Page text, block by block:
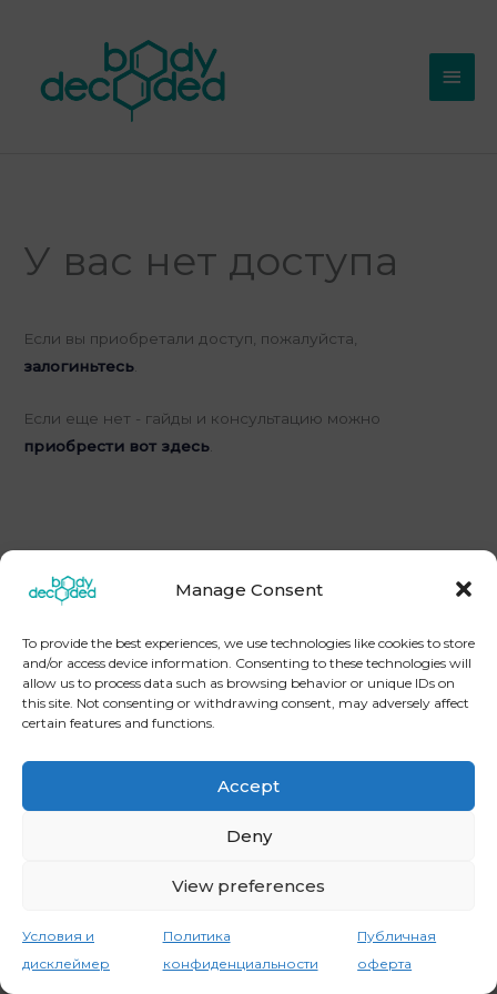
Manage Consent
To provide the best experiences, we use technologies like cookies to store
and/or access device information. Consenting to these technologies will
allow us to process data such as browsing behavior or unique IDs on
this site. Not consenting or withdrawing consent, may adversely affect
certain features and functions.
Accept
Deny
View preferences
Условия и
дисклеймер
Политика
конфиденциальности
Публичная
оферта
содержимому
У вас нет доступа
Если вы приобретали доступ, пожалуйста,
залогиньтесь
Если еще нет - гайды и консультацию можно
приобрести вот здесь
[instagram-feed] Copyright © 2026
Политика конфиденциальности
Публичная оферта
Условия и дисклеймер